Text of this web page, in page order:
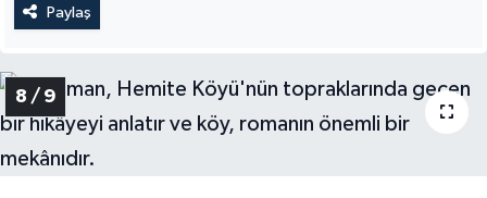
Paylaş
8 / 9